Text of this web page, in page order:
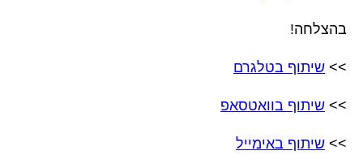
בהצלחה!
>> שיתוף בטלגרם
>> שיתוף בוואטסאפ
>> שיתוף באימייל